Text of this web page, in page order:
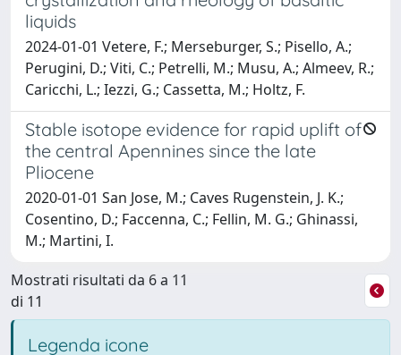
liquids
2024-01-01 Vetere, F.; Merseburger, S.; Pisello, A.;
Perugini, D.; Viti, C.; Petrelli, M.; Musu, A.; Almeev, R.;
Caricchi, L.; Iezzi, G.; Cassetta, M.; Holtz, F.
Stable isotope evidence for rapid uplift of
the central Apennines since the late
Pliocene
2020-01-01 San Jose, M.; Caves Rugenstein, J. K.;
Cosentino, D.; Faccenna, C.; Fellin, M. G.; Ghinassi,
M.; Martini, I.
Mostrati risultati da 6 a 11
di 11
Legenda icone